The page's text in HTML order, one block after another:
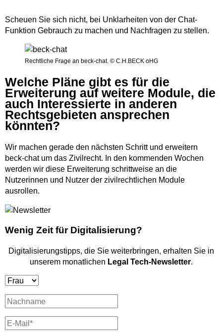
Scheuen Sie sich nicht, bei Unklarheiten von der Chat-
Funktion Gebrauch zu machen und Nachfragen zu stellen.
Rechtliche Frage an beck-chat. © C.H.BECK oHG
Welche Pläne gibt es für die
Erweiterung auf weitere Module, die
auch Interessierte in anderen
Rechtsgebieten ansprechen
könnten?
Wir machen gerade den nächsten Schritt und erweitern
beck-chat um das Zivilrecht. In den kommenden Wochen
werden wir diese Erweiterung schrittweise an die
Nutzerinnen und Nutzer der zivilrechtlichen Module
ausrollen.
Wenig Zeit für Digitalisierung?
Digitalisierungstipps, die Sie weiterbringen, erhalten Sie in
unserem monatlichen Legal Tech-Newsletter.